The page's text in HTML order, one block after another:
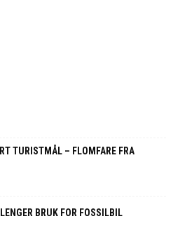
TURISTMÅL – FLOMFARE FRA
BRUK FOR FOSSILBIL